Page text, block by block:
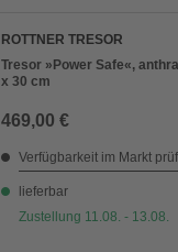
ROTTNER TRESOR
Tresor »Power Safe«,
x 30 cm
469,00 €
Verfügbarkeit im Markt
lieferbar
Zustellung 11.08. - 13.08.